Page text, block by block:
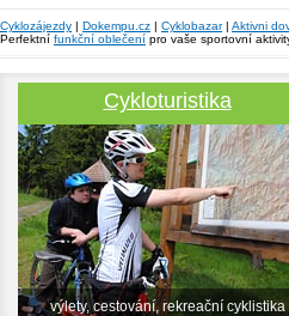
Cyklozájezdy | Dokempu.cz | Cyklobazar| Aktivni
Perfektní funkční oblečení pro vaše sportovní
Cykloturistika
výlety, cestování, rekreační cyklistika